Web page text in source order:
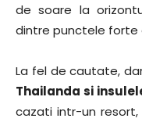
de soare la
dintre punctele forte
La fel de cautate,
Thailanda si
cazati intr-un